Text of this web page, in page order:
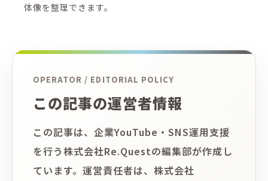
体像を整理できます。
OPERATOR / EDITORIAL POLICY
この記事の運営者情報
この記事は、企業YouTube・SNS運用支援
を行う株式会社Re.Questの編集部が作成し
ています。運営責任者は、株式会社